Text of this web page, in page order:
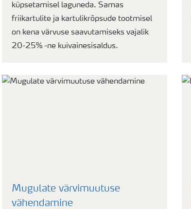
küpsetamisel laguneda. Samas
friikartulite ja kartulikrõpsude tootmisel
on kena värvuse saavutamiseks vajalik
20-25% -ne kuivainesisaldus.
Mugulate värvimuutuse
vähendamine